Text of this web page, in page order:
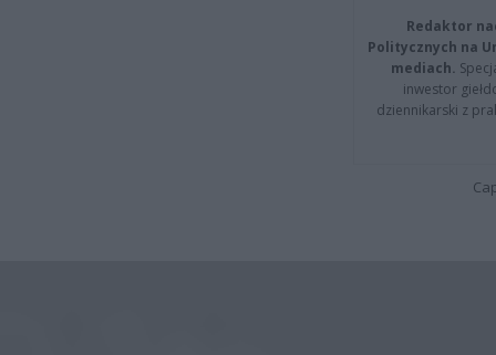
Redaktor
Politycznych na
mediach.
inwestor
dziennikarski z